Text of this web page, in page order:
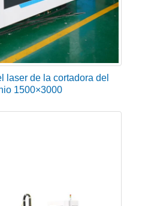
laser de la cortadora del
1500×3000